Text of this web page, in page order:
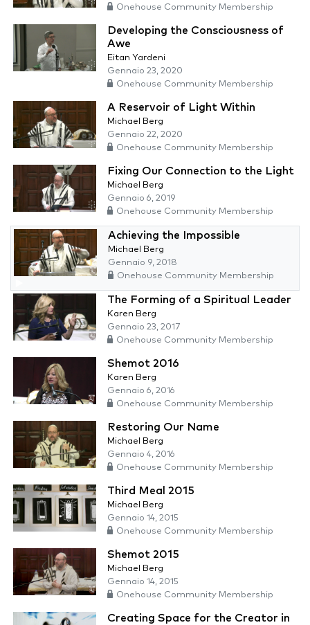
Onehouse Community Membership
Developing the Consciousness of
Awe
Eitan Yardeni
Gennaio 23, 2020
Onehouse Community Membership
A Reservoir of Light Within
Michael Berg
Gennaio 22, 2020
Onehouse Community Membership
Fixing Our Connection to the Light
Michael Berg
Gennaio 6, 2019
Onehouse Community Membership
Achieving the Impossible
Michael Berg
Gennaio 9, 2018
Onehouse Community Membership
The Forming of a Spiritual Leader
Karen Berg
Gennaio 23, 2017
Onehouse Community Membership
Shemot 2016
Karen Berg
Gennaio 6, 2016
Onehouse Community Membership
Restoring Our Name
Michael Berg
Gennaio 4, 2016
Onehouse Community Membership
Third Meal 2015
Michael Berg
Gennaio 14, 2015
Onehouse Community Membership
Shemot 2015
Michael Berg
Gennaio 14, 2015
Onehouse Community Membership
Creating Space for the Creator in